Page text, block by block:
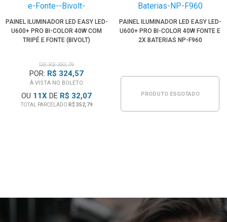
PAINEL ILUMINADOR LED EASY LED-
U600+ PRO BI-COLOR 40W COM
TRIPÉ E FONTE (BIVOLT)
DE: R$ 352,79
POR: R$ 324,57
À VISTA NO BOLETO
OU 11X DE R$ 32,07
TOTAL PARCELADO R$ 352,79
PAINEL ILUMINADOR LED EASY LED-
U600+ PRO BI-COLOR 40W FONTE E
2X BATERIAS NP-F960
PRODUTO ESGOTADO